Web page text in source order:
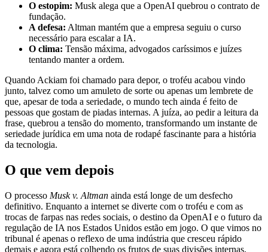
O estopim: Musk alega que a OpenAI quebrou o contrato de
fundação.
A defesa: Altman mantém que a empresa seguiu o curso
necessário para escalar a IA.
O clima: Tensão máxima, advogados caríssimos e juízes
tentando manter a ordem.
Quando Ackiam foi chamado para depor, o troféu acabou vindo
junto, talvez como um amuleto de sorte ou apenas um lembrete de
que, apesar de toda a seriedade, o mundo tech ainda é feito de
pessoas que gostam de piadas internas. A juíza, ao pedir a leitura da
frase, quebrou a tensão do momento, transformando um instante de
seriedade jurídica em uma nota de rodapé fascinante para a história
da tecnologia.
O que vem depois
O processo Musk v. Altman ainda está longe de um desfecho
definitivo. Enquanto a internet se diverte com o troféu e com as
trocas de farpas nas redes sociais, o destino da OpenAI e o futuro da
regulação de IA nos Estados Unidos estão em jogo. O que vimos no
tribunal é apenas o reflexo de uma indústria que cresceu rápido
demais e agora está colhendo os frutos de suas divisões internas.